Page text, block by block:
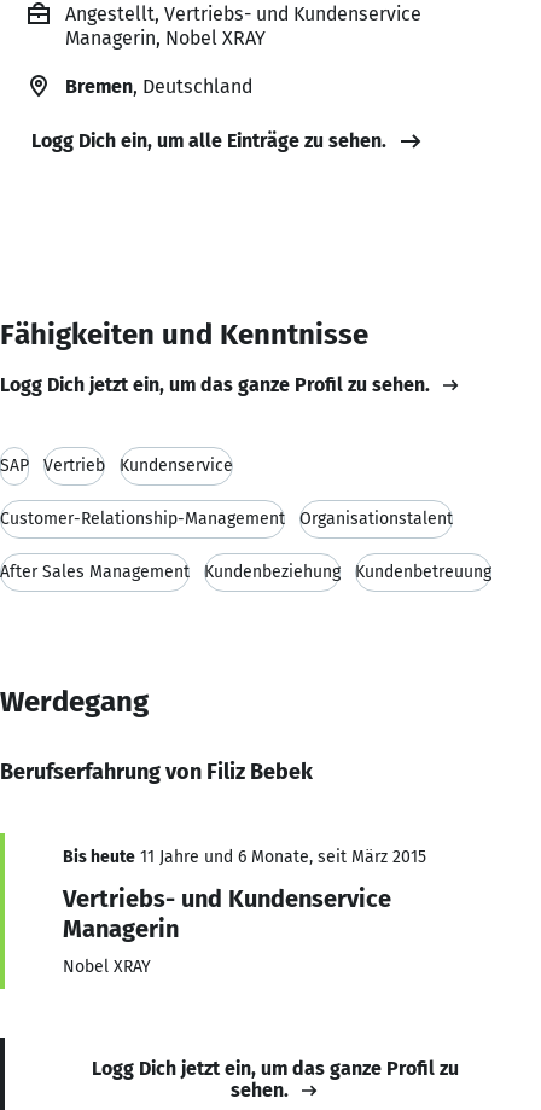
Angestellt, Vertriebs- und Kundenservice
Managerin, Nobel XRAY
Bremen, Deutschland
Logg Dich ein, um alle Einträge zu sehen.
Fähigkeiten und Kenntnisse
Logg Dich jetzt ein, um das ganze Profil zu sehen.
SAP Vertrieb Kundenservice
Customer-Relationship-Management Organisationstalent
After Sales Management Kundenbeziehung Kundenbetreuung
Werdegang
Berufserfahrung von Filiz Bebek
Bis heute 11 Jahre und 6 Monate, seit März 2015
Vertriebs- und Kundenservice
Managerin
Nobel XRAY
Logg Dich jetzt ein, um das ganze Profil zu
sehen.